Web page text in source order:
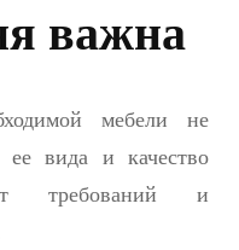
важна
мебели не
вида и качество
требований и